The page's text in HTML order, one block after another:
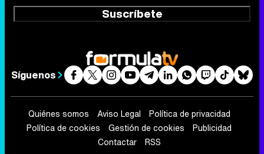
Suscríbete
Síguenos
Quiénes somos Aviso Legal
Política de privacidad
Política de cookies
Gestión de cookies
Publicidad
Contactar
RSS